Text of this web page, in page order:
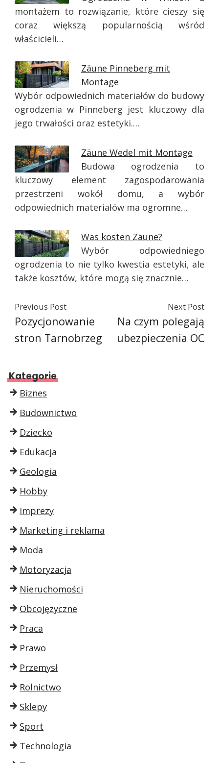
montażem to rozwiązanie, które cieszy się
coraz większą popularnością wśród
właścicieli…
Zäune Pinneberg mit
Montage
Wybór odpowiednich materiałów do budowy
ogrodzenia w Pinneberg jest kluczowy dla
jego trwałości oraz estetyki.…
Zäune Wedel mit Montage
Budowa ogrodzenia to
kluczowy element zagospodarowania
przestrzeni wokół domu, a wybór
odpowiednich materiałów ma ogromne…
Was kosten Zäune?
Wybór odpowiedniego
ogrodzenia to nie tylko kwestia estetyki, ale
także kosztów, które mogą się znacznie…
Previous Post
Pozycjonowanie
stron Tarnobrzeg
Next Post
Na czym polegają
ubezpieczenia OC
Kategorie
Biznes
Budownictwo
Dziecko
Edukacja
Geologia
Hobby
Imprezy
Marketing i reklama
Moda
Motoryzacja
Nieruchomości
Obcojęzyczne
Praca
Prawo
Przemysł
Rolnictwo
Sklepy
Sport
Technologia